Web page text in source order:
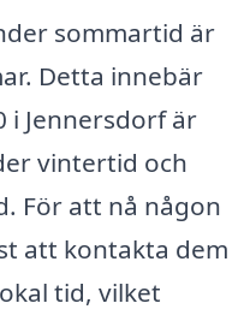
sommartid är
Detta innebär
i Jennersdorf är
vintertid och
För att nå någon
att kontakta dem
tid, vilket